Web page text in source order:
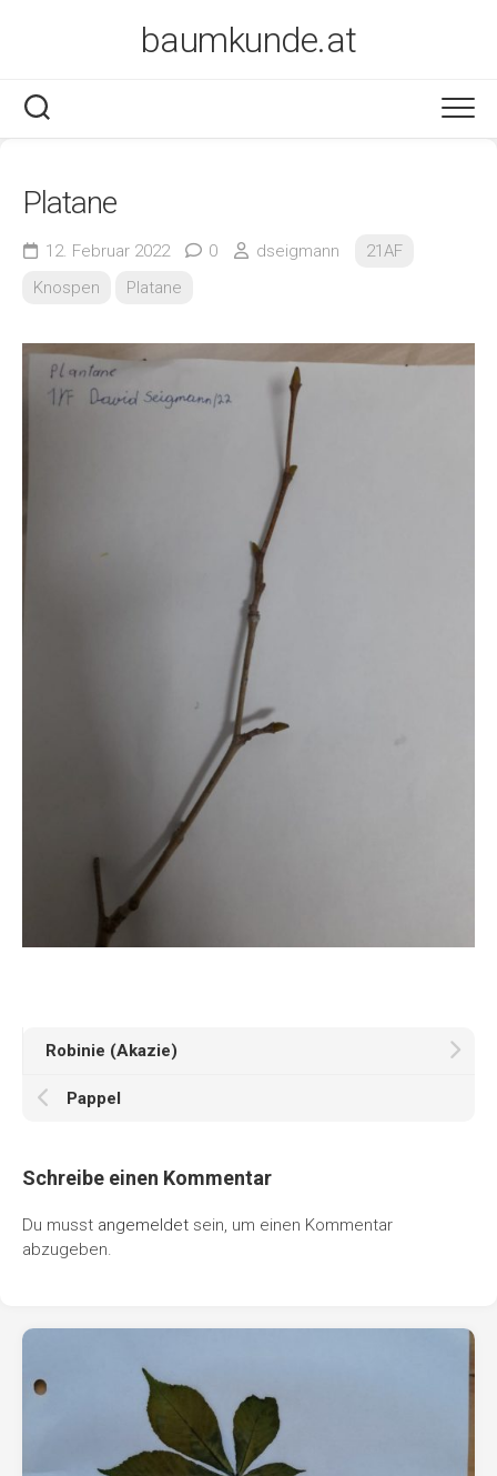
baumkunde.at
Platane
12. Februar 2022 0 dseigmann
21AF
Knospen
Platane
Robinie (Akazie)
Pappel
Schreibe einen Kommentar
Du musst angemeldet sein, um einen Kommentar
abzugeben.